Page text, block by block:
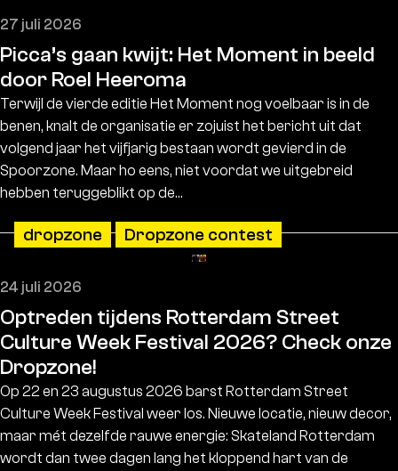
27 juli 2026
Picca’s gaan kwijt: Het Moment in beeld
door Roel Heeroma
Terwijl de vierde editie Het Moment nog voelbaar is in de
benen, knalt de organisatie er zojuist het bericht uit dat
volgend jaar het vijfjarig bestaan wordt gevierd in de
Spoorzone. Maar ho eens, niet voordat we uitgebreid
hebben teruggeblikt op de…
24 juli 2026
dropzone Dropzone contest
Optreden tijdens Rotterdam Street
Culture Week Festival 2026? Check onze
Dropzone!
Op 22 en 23 augustus 2026 barst Rotterdam Street
Culture Week Festival weer los. Nieuwe locatie, nieuw decor,
maar mét dezelfde rauwe energie: Skateland Rotterdam
wordt dan twee dagen lang het kloppend hart van de